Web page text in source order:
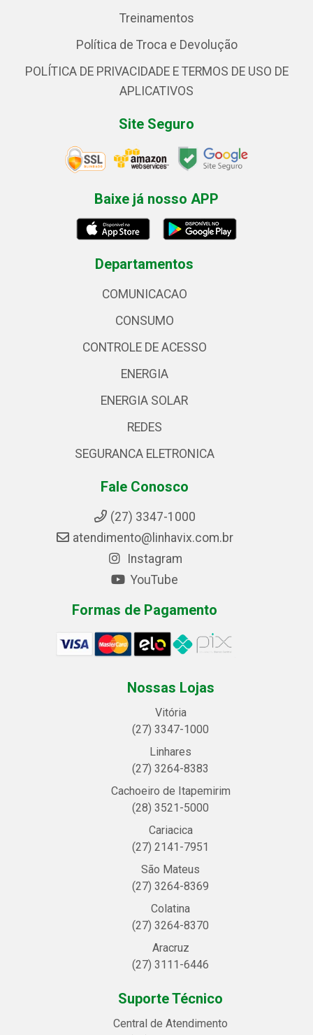
Treinamentos
Política de Troca e Devolução
POLÍTICA DE PRIVACIDADE E TERMOS DE USO DE
APLICATIVOS
Site Seguro
Baixe já nosso APP
Departamentos
COMUNICACAO
CONSUMO
CONTROLE DE ACESSO
ENERGIA
ENERGIA SOLAR
REDES
SEGURANCA ELETRONICA
Fale Conosco
(27) 3347-1000
atendimento@linhavix.com.br
Instagram
YouTube
Formas de Pagamento
Nossas Lojas
Vitória
(27) 3347-1000
Linhares
(27) 3264-8383
Cachoeiro de Itapemirim
(28) 3521-5000
Cariacica
(27) 2141-7951
São Mateus
(27) 3264-8369
Colatina
(27) 3264-8370
Aracruz
(27) 3111-6446
Suporte Técnico
Central de Atendimento